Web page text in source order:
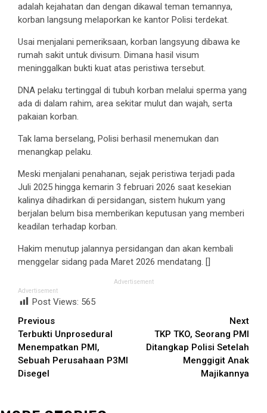
adalah kejahatan dan dengan dikawal teman temannya,
korban langsung melaporkan ke kantor Polisi terdekat.
Usai menjalani pemeriksaan, korban langsyung dibawa ke
rumah sakit untuk divisum. Dimana hasil visum
meninggalkan bukti kuat atas peristiwa tersebut.
DNA pelaku tertinggal di tubuh korban melalui sperma yang
ada di dalam rahim, area sekitar mulut dan wajah, serta
pakaian korban.
Tak lama berselang, Polisi berhasil menemukan dan
menangkap pelaku.
Meski menjalani penahanan, sejak peristiwa terjadi pada
Juli 2025 hingga kemarin 3 februari 2026 saat kesekian
kalinya dihadirkan di persidangan, sistem hukum yang
berjalan belum bisa memberikan keputusan yang memberi
keadilan terhadap korban.
Hakim menutup jalannya persidangan dan akan kembali
menggelar sidang pada Maret 2026 mendatang. []
Advertisement
Advertisement
Post Views: 565
Continue
Reading
Previous
Terbukti Unprosedural
Menempatkan PMI,
Sebuah Perusahaan P3MI
Disegel
Next
TKP TKO, Seorang PMI
Ditangkap Polisi Setelah
Menggigit Anak
Majikannya